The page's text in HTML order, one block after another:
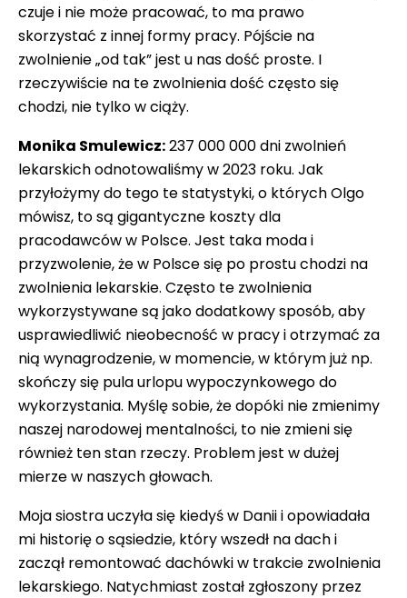
czuje i nie może pracować, to ma prawo
skorzystać z innej formy pracy. Pójście na
zwolnienie „od tak” jest u nas dość proste. I
rzeczywiście na te zwolnienia dość często się
chodzi, nie tylko w ciąży.
Monika Smulewicz:237 000 000 dni zwolnień
lekarskich odnotowaliśmy w 2023 roku. Jak
przyłożymy do tego te statystyki, o których Olgo
mówisz, to są gigantyczne koszty dla
pracodawców w Polsce. Jest taka moda i
przyzwolenie, że w Polsce się po prostu chodzi na
zwolnienia lekarskie. Często te zwolnienia
wykorzystywane są jako dodatkowy sposób, aby
usprawiedliwić nieobecność w pracy i otrzymać za
nią wynagrodzenie, w momencie, w którym już np.
skończy się pula urlopu wypoczynkowego do
wykorzystania. Myślę sobie, że dopóki nie zmienimy
naszej narodowej mentalności, to nie zmieni się
również ten stan rzeczy. Problem jest w dużej
mierze w naszych głowach.
Moja siostra uczyła się kiedyś w Danii i opowiadała
mi historię o sąsiedzie, który wszedł na dach i
zaczął remontować dachówki w trakcie zwolnienia
lekarskiego. Natychmiast został zgłoszony przez